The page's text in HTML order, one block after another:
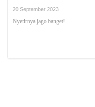
Bahagianya Sederhana!
20 September 2023
Nyetirnya jago banget!